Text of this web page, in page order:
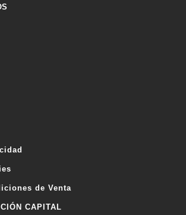
de Venta
CAPITAL